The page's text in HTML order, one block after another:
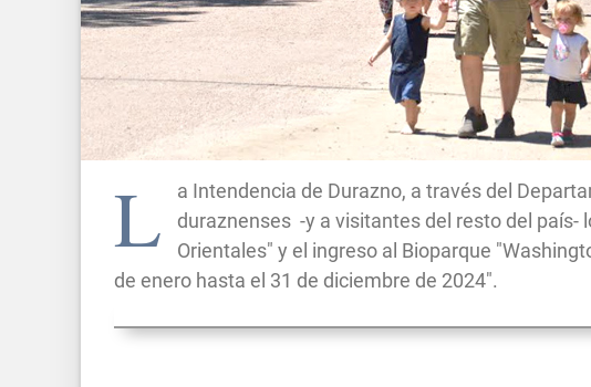
L
a Intendencia de Durazno, a través del
duraznenses -y a visitantes del resto del país-
Orientales" y el ingreso al Bioparque
de enero hasta el 31 de diciembre de 2024".